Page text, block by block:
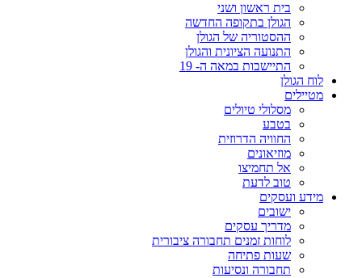
בית ראשון ושני
הגולן בתקופה החדשה
ההסטוריה של הגולן
התנועה הציונית והגולן
התיישבות במאה ה- 19
לוח הגולן
מטיילים
מסלולי טיולים
בטבע
החוויה הדרוזית
מוזיאונים
אל תחמיצו
טוב לדעת
מידע ועסקים
ישובים
מדריך עסקים
לוחות זמנים תחבורה ציבורית
שעות פתיחה
תחבורה ונסיעות